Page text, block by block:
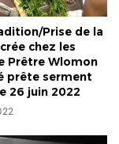
Prise de la
chez les
Prêtre Wlomon
prête serment
26 juin 2022